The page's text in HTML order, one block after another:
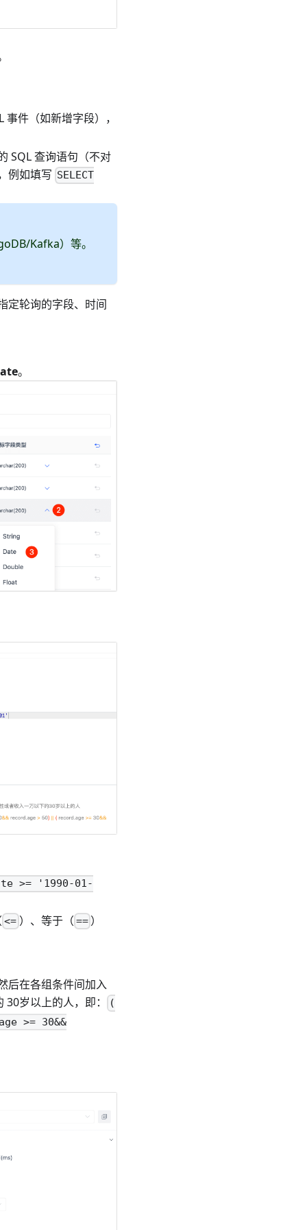
件（如新增字段），
SQL 查询语句（不对
例如填写 SELECT
Kafka）等。
定轮询的字段、时间
。
>= '1990-01-
<=）、等于（ ==）
后在各组条件间加入
岁以上的人，即：
(
>= 30&&